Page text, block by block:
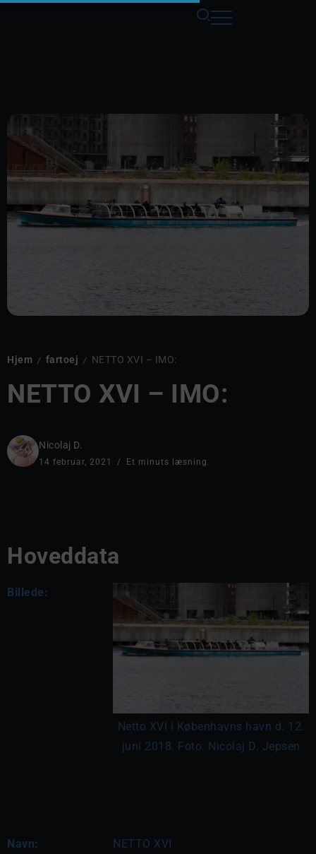
Hjem / fartoej / NETTO XVI – IMO:
NETTO XVI – IMO:
Nicolaj D.
14 februar, 2021 Et minuts læsning
Hoveddata
Billede:
Netto XVI i Københavns havn d. 12.
juni 2018. Foto: Nicolaj D. Jepsen
Navn: NETTO XVI